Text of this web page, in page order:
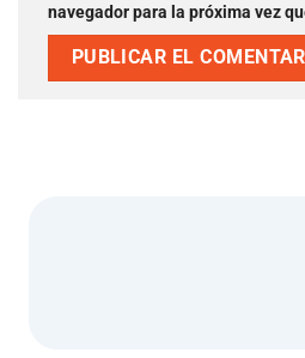
navegador para la próxima vez